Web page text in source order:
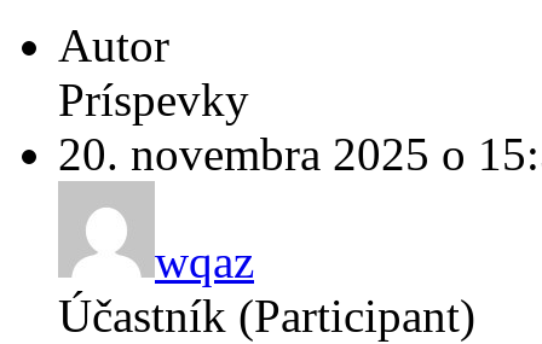
Autor
Príspevky
20. novembra 2025 o
wqaz
Účastník (Participant)